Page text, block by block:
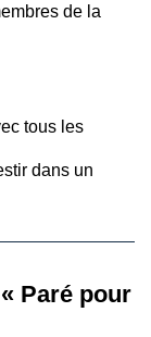
de la
tous les
dans un
Paré pour